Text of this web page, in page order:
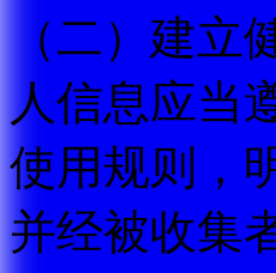
（二）建
人信息应当
使用规则，
并经被收集